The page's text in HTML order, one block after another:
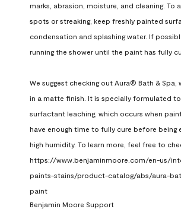
marks, abrasion, moisture, and cleaning. To
spots or streaking, keep freshly painted
condensation and splashing water. If
running the shower until the paint has fully
We suggest checking out Aura® Bath & Spa,
in a matte finish. It is specially formulated
surfactant leaching, which occurs when
have enough time to fully cure before being
high humidity. To learn more, feel free to
https://www.benjaminmoore.com/en-us/
paints-stains/product-catalog/abs/aura-
paint
Benjamin Moore Support